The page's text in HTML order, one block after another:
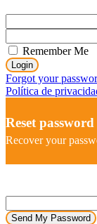
Remember Me
Login
Forgot your
Política de
Reset password
Recover your
Send My Password